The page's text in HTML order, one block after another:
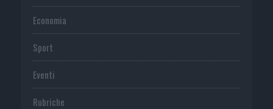
Economia
Sport
Eventi
Rubriche